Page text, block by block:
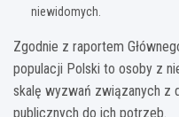
niewidomych.
Zgodnie z raportem
populacji Polski to osoby z
skalę wyzwań związanych z
publicznych do ich potrzeb.